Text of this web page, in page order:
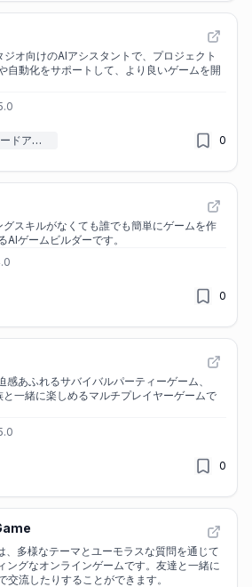
オ向けのAIアシスタントで、プロジェクト
自動化をサポートして、より良いゲームを開
AI コードアシスタント 0
スキルがなくても誰でも簡単にゲームを作
AIゲームビルダーです。
0
あふれるサバイバルパーティーゲーム、
一緒に楽しめるマルチプレイヤーゲームで
0
、多様なテーマとユーモラスな質問を通じて
ングなオンラインゲームです。友達と一緒に
交流したりすることができます。